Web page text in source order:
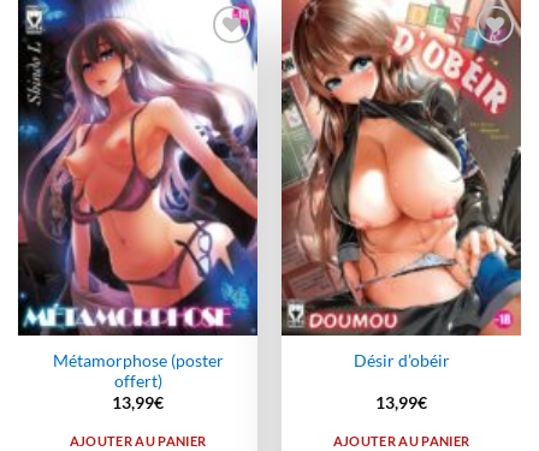
Ajouter
à la
wishlist
Métamorphose (poster
offert)
13,99€
AJOUTER AU PANIER
Ajouter
à la
wishlist
Désir d’obéir
13,99€
AJOUTER AU PANIER